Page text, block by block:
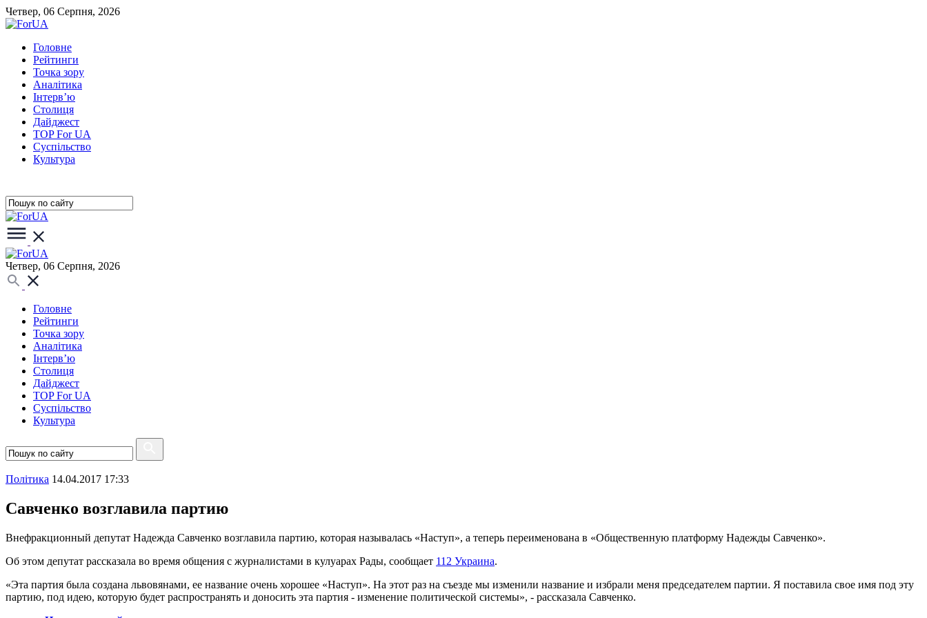
Четвер, 06 Серпня, 2026
Головне
Рейтинги
Точка зору
Аналітика
Інтерв’ю
Столиця
Дайджест
TOP For UA
Суспiльство
Культура
Четвер, 06 Серпня, 2026
Головне
Рейтинги
Точка зору
Аналітика
Інтерв’ю
Столиця
Дайджест
TOP For UA
Суспiльство
Культура
Полiтика 14.04.2017 17:33
Савченко возглавила партию
Внефракционный депутат Надежда Савченко возглавила партию, которая называлась «Наступ», а теперь переименована в «Общественную платформу Надежды Савченко».
Об этом депутат рассказала во время общения с журналистами в кулуарах Рады, сообщает 112 Украина.
«Эта партия была создана львовянами, ее название очень хорошее «Наступ». На этот раз на съезде мы изменили название и избрали меня председателем партии. Я поставила свое имя под эту
партию, под идею, которую будет распространять и доносить эта партия - изменение политической системы», - рассказала Савченко.